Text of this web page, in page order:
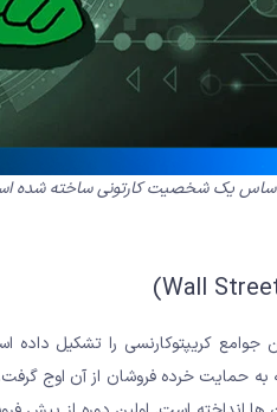
اساس یک شخصیت کارتونی ساخته شده
کریپتوکارنسی را تشکیل
میم کوین در سال 2023، با توجه به حمایت خرده